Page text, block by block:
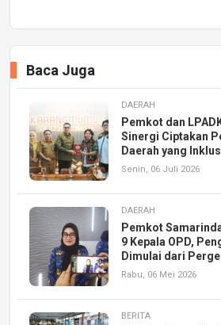
Baca Juga
DAERAH
Pemkot dan
Sinergi Ciptakan
Daerah yang
Senin, 06 Juli 2026
DAERAH
Pemkot
9 Kepala OPD,
Dimulai dari
Rabu, 06 Mei 2026
BERITA